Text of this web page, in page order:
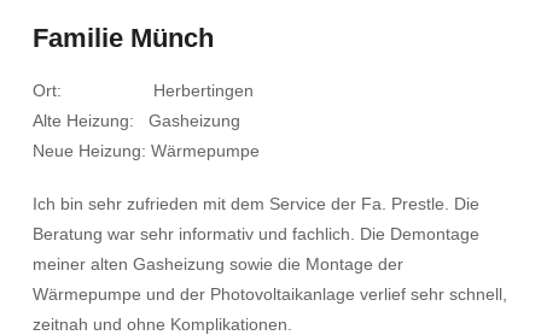
Familie Münch
Ort: Herbertingen
Alte Heizung: Gasheizung
Neue Heizung: Wärmepumpe
Ich bin sehr zufrieden mit dem Service der Fa. Prestle. Die
Beratung war sehr informativ und fachlich. Die Demontage
meiner alten Gasheizung sowie die Montage der
Wärmepumpe und der Photovoltaikanlage verlief sehr schnell,
zeitnah und ohne Komplikationen.